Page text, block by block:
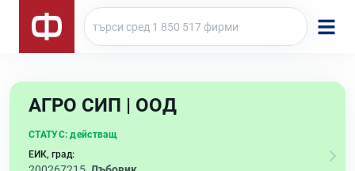
АГРО СИП | ООД
СТАТУС: действащ
ЕИК, град: